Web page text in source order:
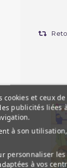
cookies et ceux
publicités liées
à son
personnaliser
à vos